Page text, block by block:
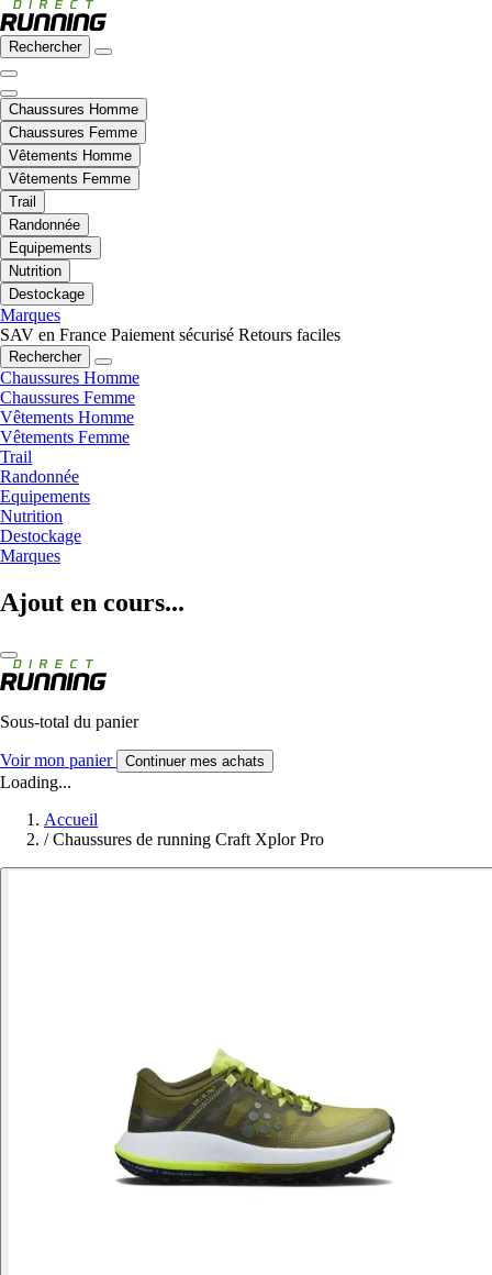
Rechercher
Chaussures Homme
Chaussures Femme
Vêtements Homme
Vêtements Femme
Trail
Randonnée
Equipements
Nutrition
Destockage
Marques
SAV en France Paiement sécurisé Retours faciles
Rechercher
Chaussures Homme
Chaussures Femme
Vêtements Homme
Vêtements Femme
Trail
Randonnée
Equipements
Nutrition
Destockage
Marques
Ajout en cours...
Sous-total du panier
Voir mon panier Continuer mes achats
Loading...
Accueil
/ Chaussures de running Craft Xplor Pro